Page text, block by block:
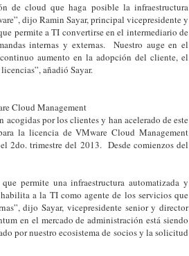
de cloud que haga posible la infraestructura
dijo Ramin Sayar, principal vicepresidente y
permite a TI convertirse en el intermediario de
internas y externas. Nuestro auge en el
aumento en la adopción del cliente, el
añadió Sayar.
Cloud Management
por los clientes y han acelerado de este
la licencia de VMware Cloud Management
2do. trimestre del 2013. Desde comienzos del
permite una infraestructura automatizada y
a la TI como agente de los servicios que
dijo Sayar, vicepresidente senior y director
en el mercado de administración está siendo
por nuestro ecosistema de socios y la solicitud